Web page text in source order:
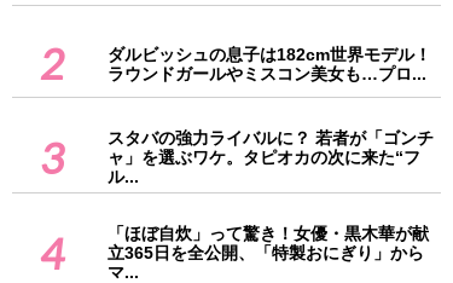
2
ダルビッシュの息子は182cm世界モデル！
ラウンドガールやミスコン美女も…プロ...
3
スタバの強力ライバルに？ 若者が「ゴンチ
ャ」を選ぶワケ。タピオカの次に来た“フ
ル...
4
「ほぼ自炊」って驚き！女優・黒木華が献
立365日を全公開、「特製おにぎり」から
マ...